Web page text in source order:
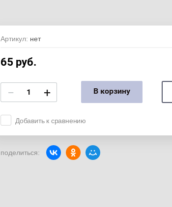
Артикул: нет
65 руб.
− + В корзину
Добавить к сравнению
поделиться: